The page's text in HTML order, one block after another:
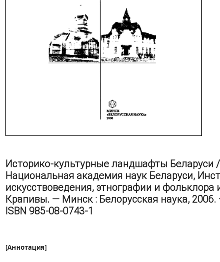
Историко-культурные ландшафты Беларуси
Национальная академия наук Беларуси,
искусствоведения, этнографии и фольклора
Крапивы. — Минск : Белорусская наука, 2006.
ISBN 985-08-0743-1
[Аннотация]